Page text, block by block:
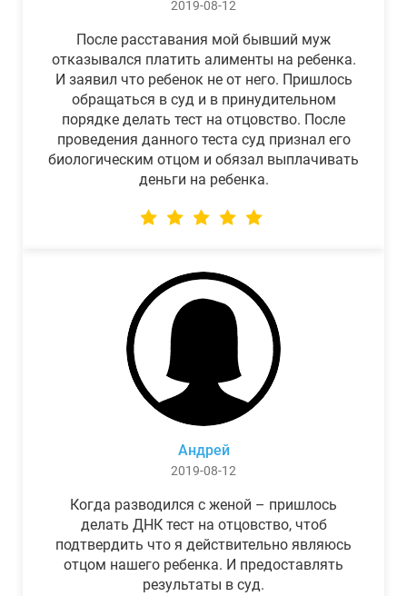
2019-08-12
После расставания мой бывший муж
отказывался платить алименты на ребенка.
И заявил что ребенок не от него. Пришлось
обращаться в суд и в принудительном
порядке делать тест на отцовство. После
проведения данного теста суд признал его
биологическим отцом и обязал выплачивать
деньги на ребенка.
Андрей
2019-08-12
Когда разводился с женой – пришлось
делать ДНК тест на отцовство, чтоб
подтвердить что я действительно являюсь
отцом нашего ребенка. И предоставлять
результаты в суд.